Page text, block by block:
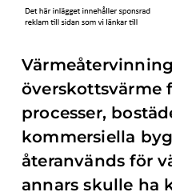
överskottsvärme
processer,
kommersiella
återanvänds för
annars skulle ha